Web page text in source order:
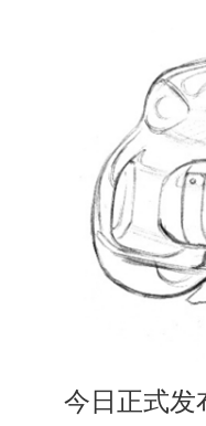
今日正式发